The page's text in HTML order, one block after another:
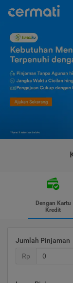
Dengan Kartu
Kredit
Jumlah Pinjaman
Rp